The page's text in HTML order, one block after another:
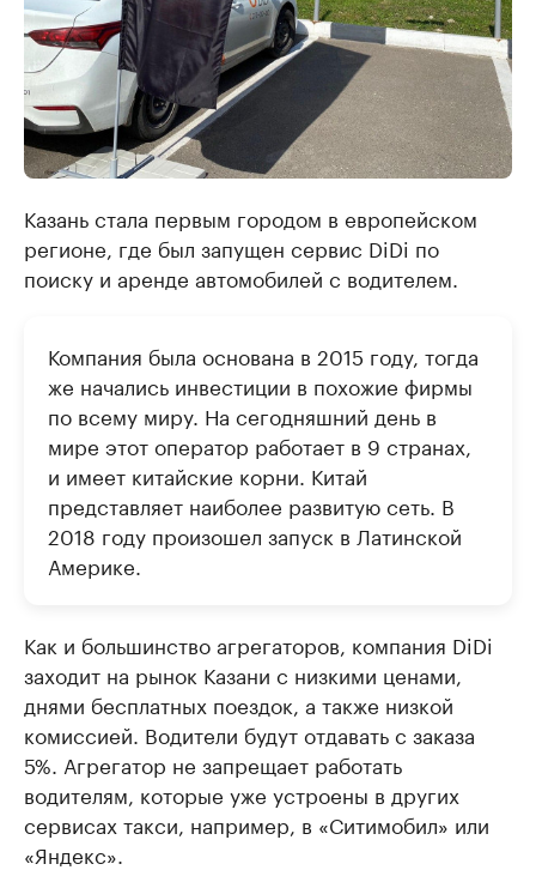
Казань стала первым городом в европейском
регионе, где был запущен сервис DiDi по
поиску и аренде автомобилей с водителем.
Компания была основана в 2015 году, тогда
же начались инвестиции в похожие фирмы
по всему миру. На сегодняшний день в
мире этот оператор работает в 9 странах,
и имеет китайские корни. Китай
представляет наиболее развитую сеть. В
2018 году произошел запуск в Латинской
Америке.
Как и большинство агрегаторов, компания DiDi
заходит на рынок Казани с низкими ценами,
днями бесплатных поездок, а также низкой
комиссией. Водители будут отдавать с заказа
5%. Агрегатор не запрещает работать
водителям, которые уже устроены в других
сервисах такси, например, в «Ситимобил» или
«Яндекс».